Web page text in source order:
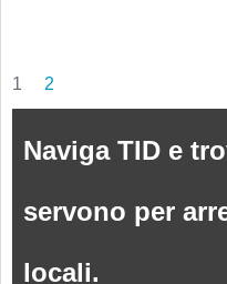
1 2
Naviga TID e
servono per
locali.